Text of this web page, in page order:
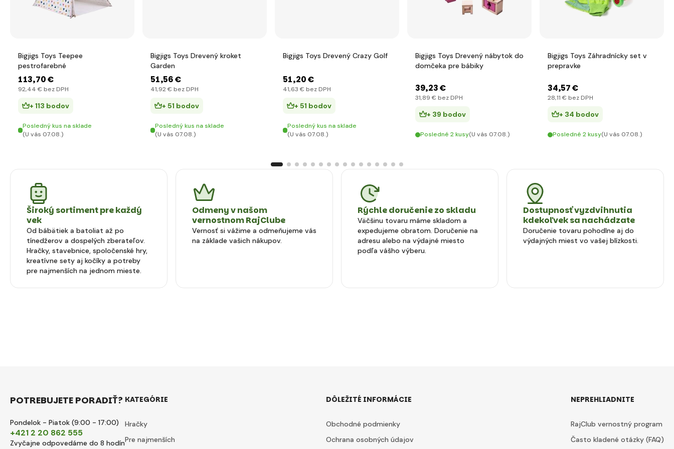
Bigjigs Toys Teepee
pestrofarebné
113,70 €
92,44 € bez DPH
+ 113 bodov
Posledný kus na sklade
(U vás 07.08.)
Bigjigs Toys Drevený kroket
Garden
51,56 €
41,92 € bez DPH
+ 51 bodov
Posledný kus na sklade
(U vás 07.08.)
Bigjigs Toys Drevený Crazy Golf
51,20 €
41,63 € bez DPH
+ 51 bodov
Posledný kus na sklade
(U vás 07.08.)
Bigjigs Toys Drevený nábytok do
domčeka pre bábiky
39,23 €
31,89 € bez DPH
+ 39 bodov
Posledné 2 kusy(U vás 07.08.)
Bigjigs Toys Záhradnícky set v
prepravke
34,57 €
28,11 € bez DPH
+ 34 bodov
Posledné 2 kusy(U vás 07.08.)
Široký sortiment pre každý
vek
Od bábätiek a batoliat až po
tínedžerov a dospelých zberateľov.
Hračky, stavebnice, spoločenské hry,
kreatívne sety aj kočíky a potreby
pre najmenších na jednom mieste.
Odmeny v našom
vernostnom RajClube
Vernosť si vážime a odmeňujeme vás
na základe vašich nákupov.
Rýchle doručenie zo skladu
Väčšinu tovaru máme skladom a
expedujeme obratom. Doručenie na
adresu alebo na výdajné miesto
podľa vášho výberu.
Dostupnosť vyzdvihnutia
kdekoľvek sa nachádzate
Doručenie tovaru pohodlne aj do
výdajných miest vo vašej blízkosti.
POTREBUJETE PORADIŤ?
Pondelok - Piatok (9:00 - 17:00)
+421 2 20 862 555
Zvyčajne odpovedáme do 8 hodín
KATEGÓRIE
Hračky
Pre najmenších
DÔLEŽITÉ INFORMÁCIE
Obchodné podmienky
Ochrana osobných údajov
NEPREHLIADNITE
RajClub vernostný program
Často kladené otázky (FAQ)